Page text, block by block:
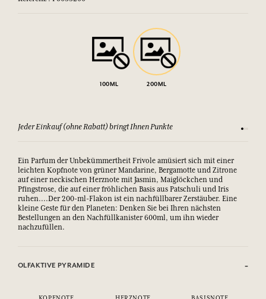
100ML 200ML
Jeder Einkauf (ohne Rabatt) bringt Ihnen Punkte Sehen
Ein Parfum der Unbekümmertheit Frivole amüsiert sich mit einer
leichten Kopfnote von grüner Mandarine, Bergamotte und Zitrone
auf einer neckischen Herznote mit Jasmin, Maiglöckchen und
Pfingstrose, die auf einer fröhlichen Basis aus Patschuli und Iris
ruhen....Der 200-ml-Flakon ist ein nachfüllbarer Zerstäuber. Eine
kleine Geste für den Planeten: Denken Sie bei Ihren nächsten
Bestellungen an den Nachfüllkanister 600ml, um ihn wieder
nachzufüllen.
OLFAKTIVE PYRAMIDE